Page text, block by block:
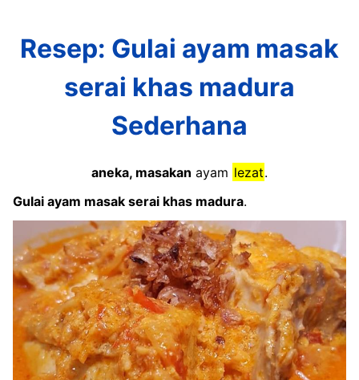
Resep: Gulai ayam masak
serai khas madura
Sederhana
aneka, masakan ayam lezat.
Gulai ayam masak serai khas madura.